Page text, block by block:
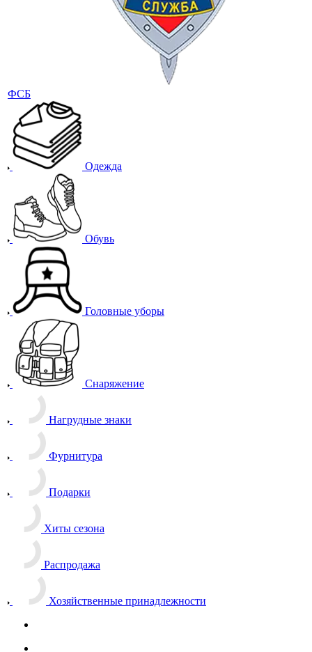
ФСБ
Одежда
Обувь
Головные уборы
Снаряжение
Нагрудные знаки
Фурнитура
Подарки
Хиты сезона
Распродажа
Хозяйственные принадлежности